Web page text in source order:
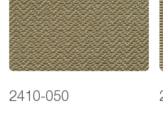
2410-050